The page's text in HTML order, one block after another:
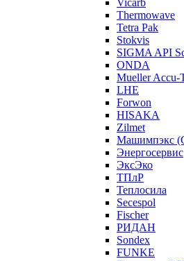
Vicarb
Thermowave
Tetra Pak
Stokvis
SIGMA API
ONDA
Mueller Accu-
LHE
Forwon
HISAKA
Zilmet
Машимпэкс
Энергосервис
ЭксЭко
ТПлР
Теплосила
Secespol
Fischer
РИДАН
Sondex
FUNKE